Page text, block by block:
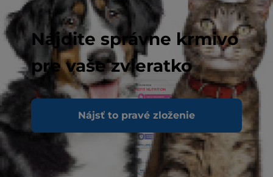
Nájdite správne krmivo
pre vaše zvieratko
Nájsť to pravé zloženie